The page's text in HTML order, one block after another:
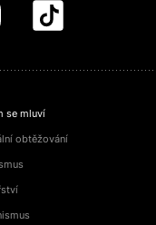
se mluví
obtěžování